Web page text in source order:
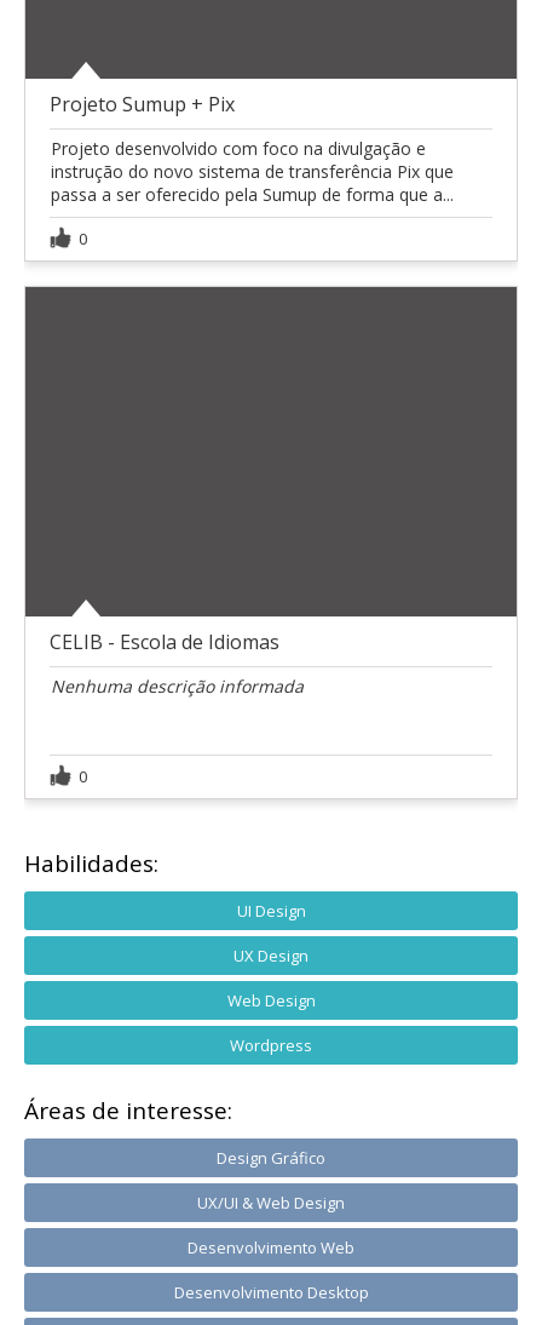
Projeto Sumup + Pix
Projeto desenvolvido com foco na divulgação e
instrução do novo sistema de transferência Pix que
passa a ser oferecido pela Sumup de forma que a...
0
CELIB - Escola de Idiomas
Nenhuma descrição informada
0
Habilidades:
UI Design
UX Design
Web Design
Wordpress
Áreas de interesse:
Design Gráfico
UX/UI & Web Design
Desenvolvimento Web
Desenvolvimento Desktop